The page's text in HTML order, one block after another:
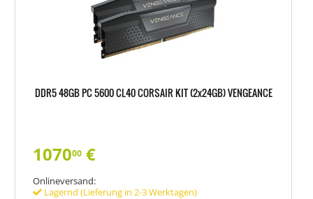
DDR5 48GB PC 5600 CL40 CORSAIR KIT (2x24GB) VENGEANCE
107000 €
Onlineversand:
Lagernd (Lieferung in 2-3 Werktagen)